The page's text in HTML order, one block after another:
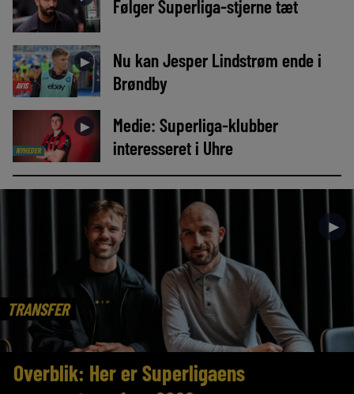
Følger Superliga-stjerne tæt
AVIS
►
Nu kan Jesper Lindstrøm ende i
Brøndby
NYHEDER
►
Medie: Superliga-klubber
interesseret i Uhre
TRANSFER
►
Overblik: Her er Superligaens